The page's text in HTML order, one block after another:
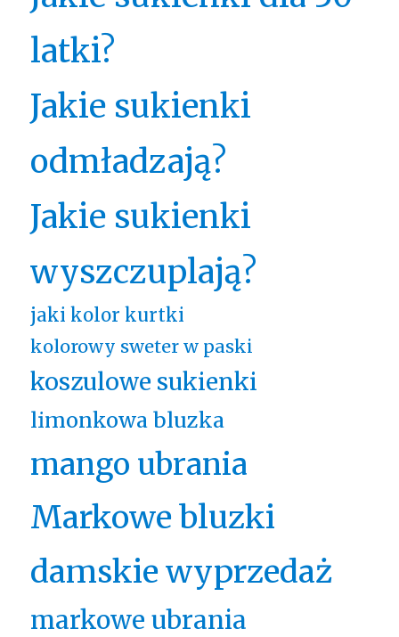
latki?
Jakie sukienki
odmładzają?
Jakie sukienki
wyszczuplają?
jaki kolor kurtki
kolorowy sweter w paski
koszulowe sukienki
limonkowa bluzka
mango ubrania
Markowe bluzki
damskie wyprzedaż
markowe ubrania